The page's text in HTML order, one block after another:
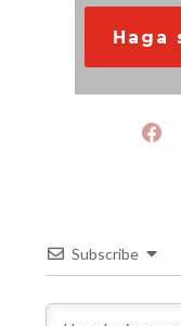
Haga
Subscribe